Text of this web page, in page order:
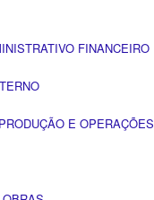
FINANCEIRO
E OPERAÇÕES